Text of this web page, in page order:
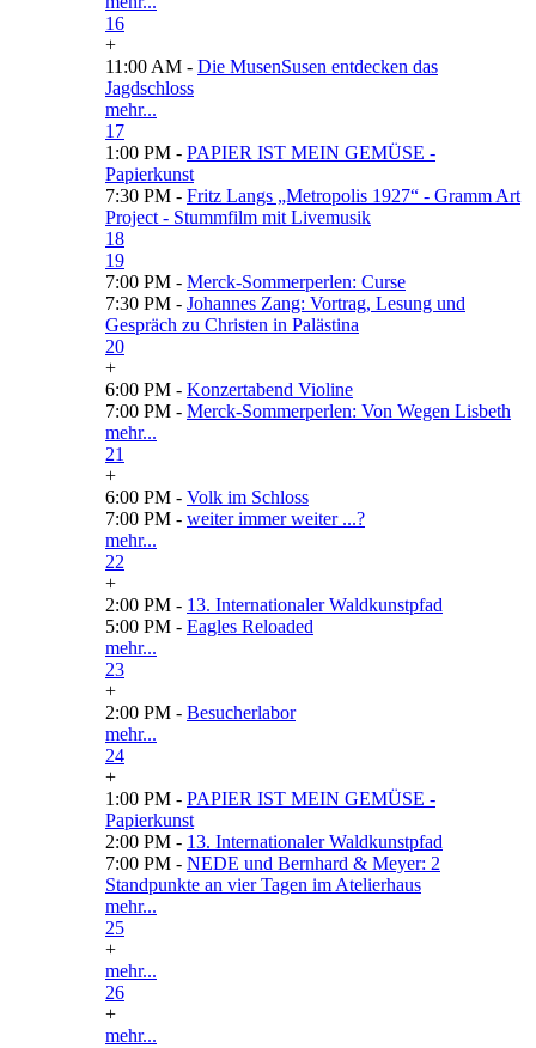
16
+
11:00 AM - Die MusenSusen entdecken das
Jagdschloss
mehr...
17
1:00 PM - PAPIER IST MEIN GEMÜSE -
Papierkunst
7:30 PM - Fritz Langs „Metropolis 1927“ - Gramm Art
Project - Stummfilm mit Livemusik
18
19
7:00 PM - Merck-Sommerperlen: Curse
7:30 PM - Johannes Zang: Vortrag, Lesung und
Gespräch zu Christen in Palästina
20
+
6:00 PM - Konzertabend Violine
7:00 PM - Merck-Sommerperlen: Von Wegen Lisbeth
mehr...
21
+
6:00 PM - Volk im Schloss
7:00 PM - weiter immer weiter ...?
mehr...
22
+
2:00 PM - 13. Internationaler Waldkunstpfad
5:00 PM - Eagles Reloaded
mehr...
23
+
2:00 PM - Besucherlabor
mehr...
24
+
1:00 PM - PAPIER IST MEIN GEMÜSE -
Papierkunst
2:00 PM - 13. Internationaler Waldkunstpfad
7:00 PM - NEDE und Bernhard & Meyer: 2
Standpunkte an vier Tagen im Atelierhaus
mehr...
25
+
mehr...
26
+
mehr...